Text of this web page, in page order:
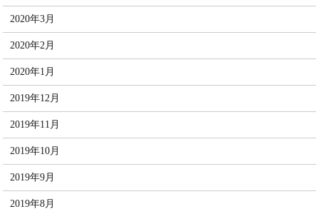
2020年3月
2020年2月
2020年1月
2019年12月
2019年11月
2019年10月
2019年9月
2019年8月